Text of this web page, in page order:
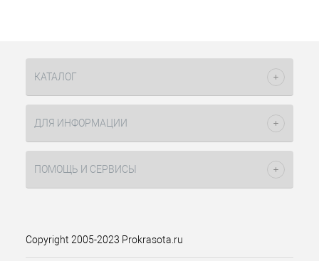
обеспечивая легкое, прозрачное
Формула, обогащенная
ухаживающими компонентами
смягчает кожу губ, даря им здоровый
Насыщенный блеск для эффекта
КАТАЛОГ
ДЛЯ ИНФОРМАЦИИ
ПОМОЩЬ И СЕРВИСЫ
Copyright 2005-2023 Prokrasota.ru